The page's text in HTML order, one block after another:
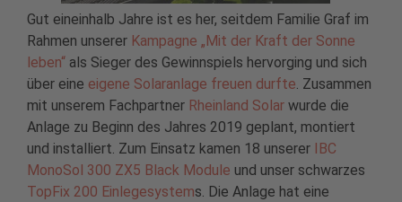
Gut eineinhalb Jahre ist es her, seitdem Familie Graf im
Rahmen unserer Kampagne „Mit der Kraft der Sonne
leben“ als Sieger des Gewinnspiels hervorging und sich
über eine eigene Solaranlage freuen durfte. Zusammen
mit unserem Fachpartner Rheinland Solar wurde die
Anlage zu Beginn des Jahres 2019 geplant, montiert
und installiert. Zum Einsatz kamen 18 unserer
IBC
MonoSol 300 ZX5 Black Module und unser schwarzes
TopFix 200 Einlegesystems. Die Anlage hat eine